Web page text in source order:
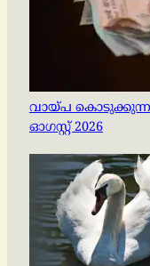
വായ്പ
ഓഗസ്റ്റ് 2026